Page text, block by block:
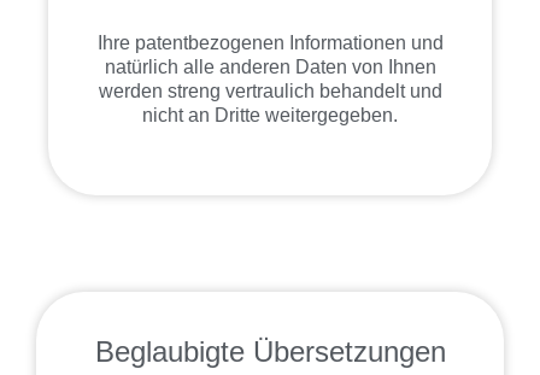
Ihre patentbezogenen Informationen und
natürlich alle anderen Daten von Ihnen
werden streng vertraulich behandelt und
nicht an Dritte weitergegeben.
Beglaubigte Übersetzungen